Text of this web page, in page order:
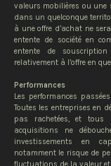
valeurs mobilières ou une
dans un quelconque
à une offre d’achat ne
entente de société en
entente de
relativement à l’offre en
Performances
Les performances
Toutes les entreprises en
pas rachetées, et tous
acquisitions ne
investissements en
notamment le risque de
fluctuations de la valeur et